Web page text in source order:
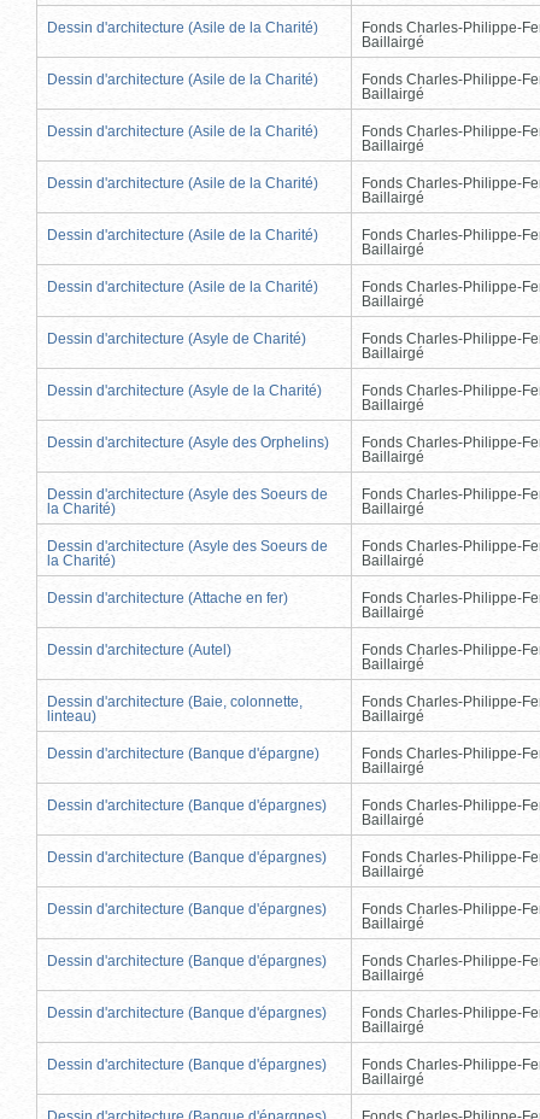
Dessin d'architecture (Asile de la Charité)
Fonds Charles-Philippe-
Baillairgé
Dessin d'architecture (Asile de la Charité)
Fonds Charles-Philippe-
Baillairgé
Dessin d'architecture (Asile de la Charité)
Fonds Charles-Philippe-
Baillairgé
Dessin d'architecture (Asile de la Charité)
Fonds Charles-Philippe-
Baillairgé
Dessin d'architecture (Asile de la Charité)
Fonds Charles-Philippe-
Baillairgé
Dessin d'architecture (Asile de la Charité)
Fonds Charles-Philippe-
Baillairgé
Dessin d'architecture (Asyle de Charité)
Fonds Charles-Philippe-
Baillairgé
Dessin d'architecture (Asyle de la Charité)
Fonds Charles-Philippe-
Baillairgé
Dessin d'architecture (Asyle des Orphelins)
Fonds Charles-Philippe-
Baillairgé
Dessin d'architecture (Asyle des Soeurs de
la Charité)
Fonds Charles-Philippe-
Baillairgé
Dessin d'architecture (Asyle des Soeurs de
la Charité)
Fonds Charles-Philippe-
Baillairgé
Dessin d'architecture (Attache en fer)
Fonds Charles-Philippe-
Baillairgé
Dessin d'architecture (Autel)
Fonds Charles-Philippe-
Baillairgé
Dessin d'architecture (Baie, colonnette,
linteau)
Fonds Charles-Philippe-
Baillairgé
Dessin d'architecture (Banque d'épargne)
Fonds Charles-Philippe-
Baillairgé
Dessin d'architecture (Banque d'épargnes)
Fonds Charles-Philippe-
Baillairgé
Dessin d'architecture (Banque d'épargnes)
Fonds Charles-Philippe-
Baillairgé
Dessin d'architecture (Banque d'épargnes)
Fonds Charles-Philippe-
Baillairgé
Dessin d'architecture (Banque d'épargnes)
Fonds Charles-Philippe-
Baillairgé
Dessin d'architecture (Banque d'épargnes)
Fonds Charles-Philippe-
Baillairgé
Dessin d'architecture (Banque d'épargnes)
Fonds Charles-Philippe-
Baillairgé